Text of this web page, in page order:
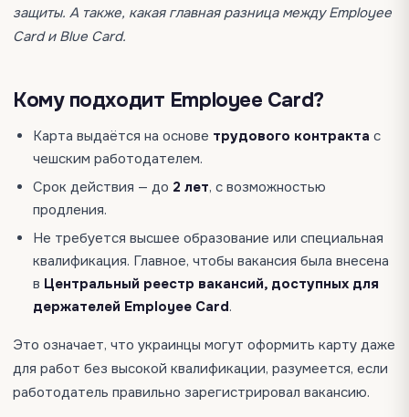
защиты. А также, какая главная разница между Employee
Card и Blue Card.
Кому подходит Employee Card?
Карта выдаётся на основе трудового контракта с
чешским работодателем.
Срок действия — до 2 лет, с возможностью
продления.
Не требуется высшее образование или специальная
квалификация. Главное, чтобы вакансия была внесена
в Центральный реестр вакансий, доступных для
держателей Employee Card.
Это означает, что украинцы могут оформить карту даже
для работ без высокой квалификации, разумеется, если
работодатель правильно зарегистрировал вакансию.